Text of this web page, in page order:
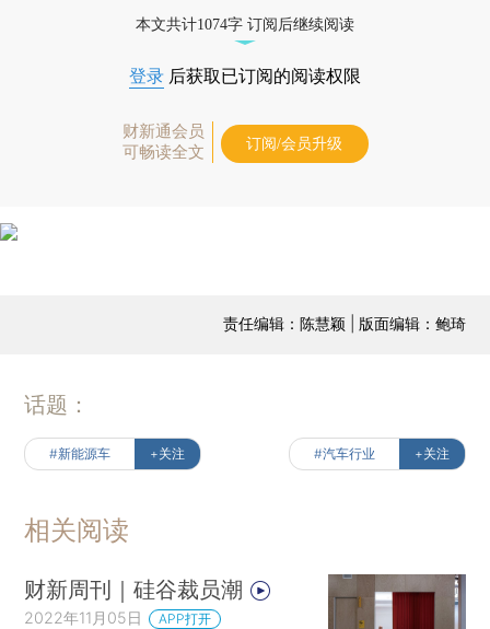
本文共计1074字 订阅后继续阅读
登录 后获取已订阅的阅读权限
财新通会员
可畅读全文
订阅/会员升级
责任编辑：陈慧颖 | 版面编辑：鲍琦
话题：
#新能源车 +关注 #汽车行业 +关注
相关阅读
财新周刊｜硅谷裁员潮
2022年11月05日 APP打开